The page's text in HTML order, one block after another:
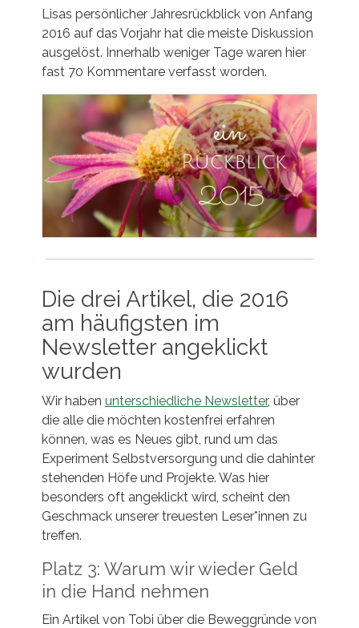
Lisas persönlicher Jahresrückblick von Anfang
2016 auf das Vorjahr hat die meiste Diskussion
ausgelöst. Innerhalb weniger Tage waren hier
fast 70 Kommentare verfasst worden.
Die drei Artikel, die 2016
am häufigsten im
Newsletter angeklickt
wurden
Wir habenunterschiedliche Newsletter, über
die alle die möchten kostenfrei erfahren
können, was es Neues gibt, rund um das
Experiment Selbstversorgung und die dahinter
stehenden Höfe und Projekte. Was hier
besonders oft angeklickt wird, scheint den
Geschmack unserer treuesten Leser*innen zu
treffen.
Platz 3: Warum wir wieder Geld
in die Hand nehmen
Ein Artikel von Tobi über die Beweggründe von